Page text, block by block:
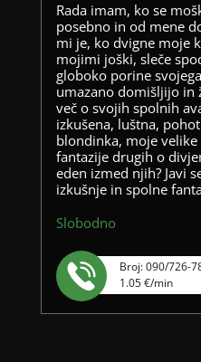
Rada imam, ko se
posebno in od mene
mi je, ko dvigne moje
mojimi joški, sleče
globoko porine
umazano domišljijo in
več o svojih spolnih
izkušena, luštna,
blondinka, moje
fantazije drugih o
eden izmed njih? Javi
izkušnje in spolne
Slobodno
Broj: 090/726-
1.05 €/min